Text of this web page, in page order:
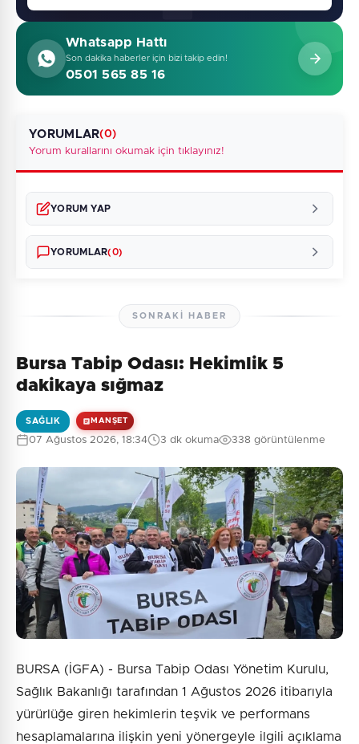
Whatsapp Hattı
Son dakika haberler için bizi takip edin!
0501 565 85 16
YORUMLAR(0)
Yorum kurallarını okumak için tıklayınız!
YORUM YAP
Güvenlik Sorusu:
1 + 7 = ?
Gönder
YORUMLAR(0)
Henüz yorum yapılmamış. İlk yorumu siz yapın!
SONRAKI HABER
Bursa Tabip Odası: Hekimlik 5
dakikaya sığmaz
SAĞLIK MANŞET
07 Ağustos 2026, 18:34 3 dk okuma 338 görüntülenme
BURSA (İGFA) - Bursa Tabip Odası Yönetim Kurulu,
Sağlık Bakanlığı tarafından 1 Ağustos 2026 itibarıyla
yürürlüğe giren hekimlerin teşvik ve performans
hesaplamalarına ilişkin yeni yönergeyle ilgili açıklama